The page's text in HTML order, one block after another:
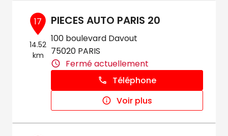
17
14.52
km
PIECES AUTO PARIS 20
100 boulevard Davout
75020 PARIS
Fermé actuellement
Téléphone
Voir plus